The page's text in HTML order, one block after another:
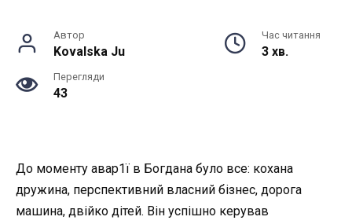
Автор
Kovalska Ju
Час читання
3 хв.
Перегляди
43
До моменту авар1ї в Богдана було все: кохана
дружина, перспективний власний бізнес, дорога
машина, двійко дітей. Він успішно керував